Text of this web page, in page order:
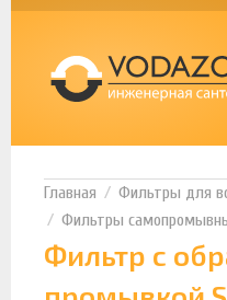
Фильтры для
Фильтры
Фильтр c